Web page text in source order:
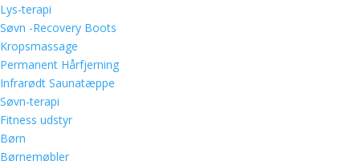
Lys-terapi
Søvn -Recovery Boots
Kropsmassage
Permanent Hårfjerning
Infrarødt Saunatæppe
Søvn-terapi
Fitness udstyr
Børn
Børnemøbler